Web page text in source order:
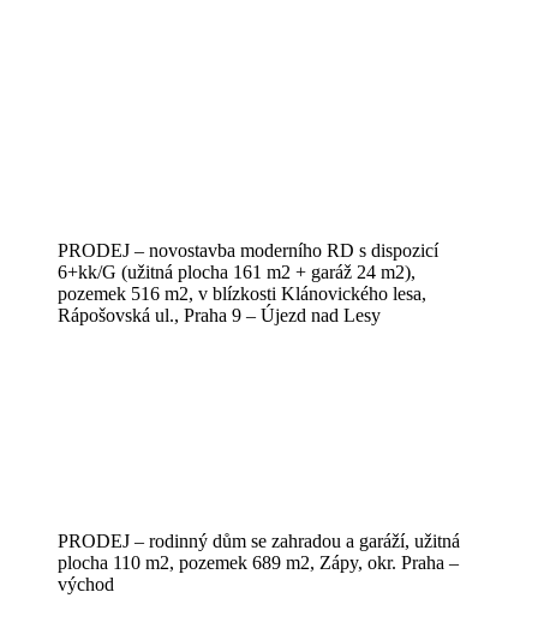
PRODEJ – novostavba moderního RD s dispozicí
6+kk/G (užitná plocha 161 m2 + garáž 24 m2),
pozemek 516 m2, v blízkosti Klánovického lesa,
Rápošovská ul., Praha 9 – Újezd nad Lesy
PRODEJ – rodinný dům se zahradou a garáží, užitná
plocha 110 m2, pozemek 689 m2, Zápy, okr. Praha –
východ